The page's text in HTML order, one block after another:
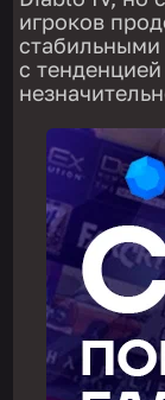
игроков
стабильными
с